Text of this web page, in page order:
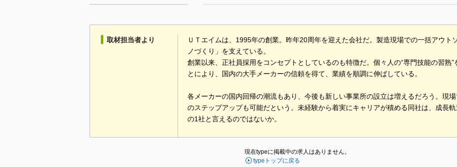
取材担当者より
ＵＴエイムは、1995年の創業。昨年20周年を迎えた会社だ。製造現場での一括アウト
ノづくり」を支えている。
創業以来、正社員採用をコンセプトとしているのも特徴だ。個々人の“専門技能の習熟”
とにより、国内の大手メーカーの信頼を得て、業績を順調に伸ばしている。
各メーカーの国内回帰の潮流もあり、今後も新しい事業所の設立は増えるだろう。現
のステップアップも可能だという。未経験から着実にキャリアが積める同社は、成長
の1社と言えるのではないか。
現在typeに掲載中の求人はありません。
typeトップに戻る